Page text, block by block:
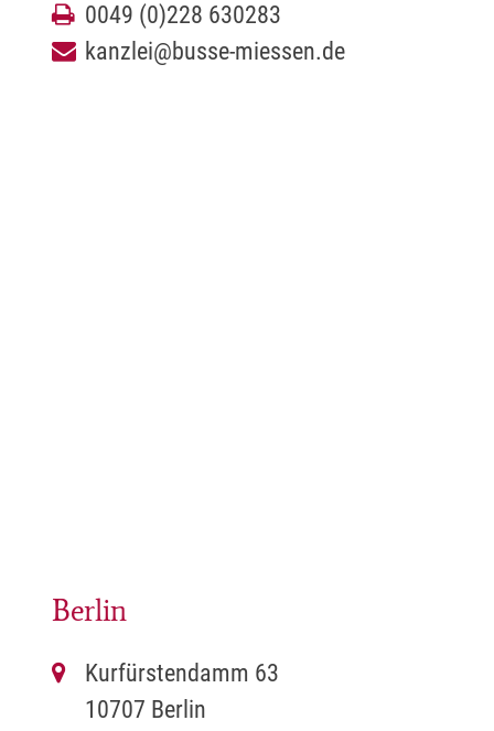
0049 (0)228 630283
kanzlei@busse-miessen.de
Berlin
Kurfürstendamm 63
10707 Berlin